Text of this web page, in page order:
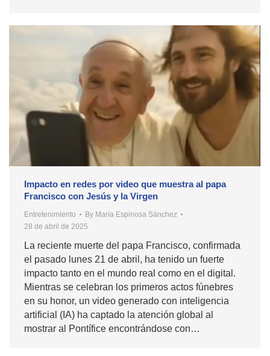
Impacto en redes por video que muestra al papa
Francisco con Jesús y la Virgen
Entretenimiento By María Espinosa Sánchez
28 de abril de 2025
La reciente muerte del papa Francisco, confirmada
el pasado lunes 21 de abril, ha tenido un fuerte
impacto tanto en el mundo real como en el digital.
Mientras se celebran los primeros actos fúnebres
en su honor, un video generado con inteligencia
artificial (IA) ha captado la atención global al
mostrar al Pontífice encontrándose con…